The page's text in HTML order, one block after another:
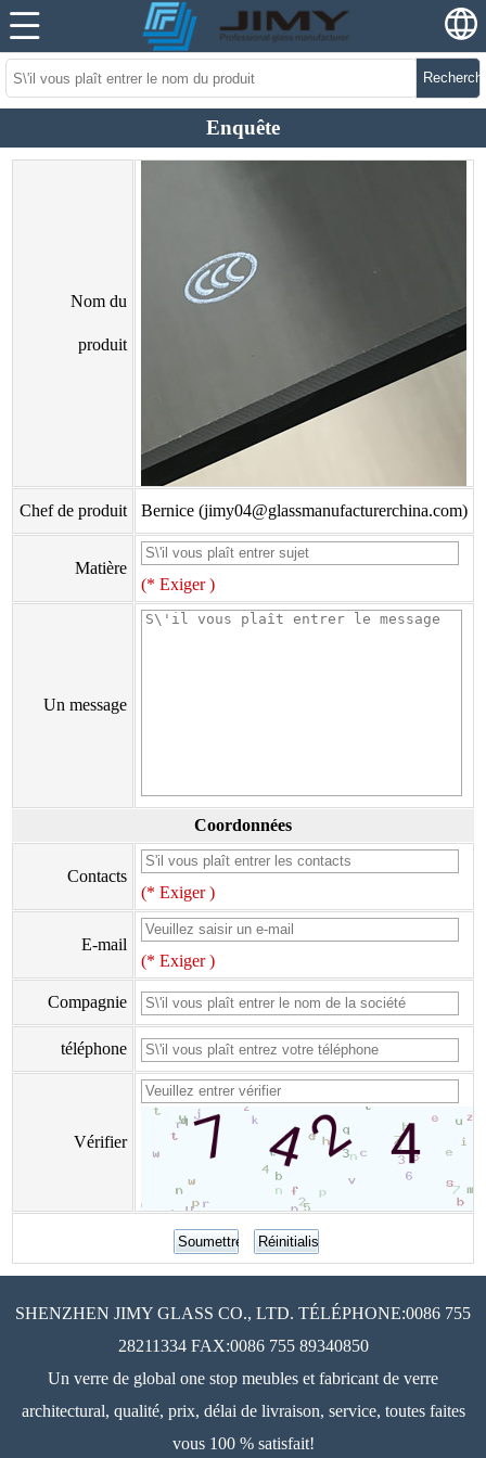
Enquête
Nom du
produit
Chef de produit Bernice (jimy04@glassmanufacturerchina.com)
Matière
(* Exiger )
Un message
Coordonnées
Contacts
(* Exiger )
E-mail
(* Exiger )
Compagnie
téléphone
Vérifier
SHENZHEN JIMY GLASS CO., LTD. TÉLÉPHONE:0086 755
28211334 FAX:0086 755 89340850
Un verre de global one stop meubles et fabricant de verre
architectural, qualité, prix, délai de livraison, service, toutes faites
vous 100 % satisfait!